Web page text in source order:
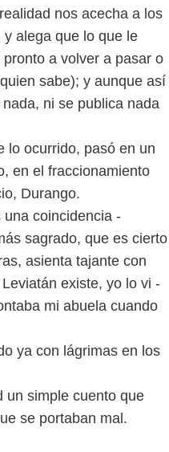
nos acecha a los
alega que lo que le
a volver a pasar o
sabe); y aunque así
ni se publica nada
lo ocurrido, pasó en un
en el fraccionamiento
Durango.
coincidencia -
sagrado, que es cierto
asienta tajante con
existe, yo lo vi -
mi abuela cuando
ya con lágrimas en los
un simple cuento que
se portaban mal.